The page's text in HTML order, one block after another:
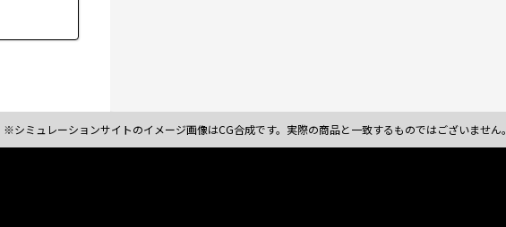
ミュレーションサイトのイメージ画像はCG合成です。実際の商品と一致するものではございません。